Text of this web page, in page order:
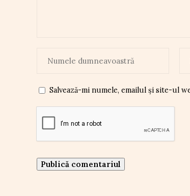
Salvează-mi numele, emailul și site-ul